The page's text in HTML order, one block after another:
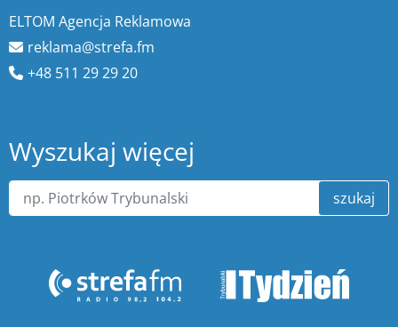
ELTOM Agencja Reklamowa
reklama@strefa.fm
+48 511 29 29 20
Wyszukaj więcej
szukaj